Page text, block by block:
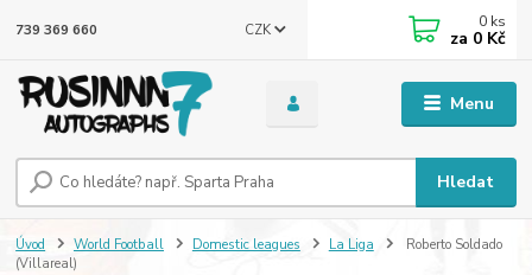
Menu
CZK
Hledat
739 369 660 0 ks
za 0 Kč
Úvod World Football Domestic leagues La Liga
Roberto Soldado
(Villareal)